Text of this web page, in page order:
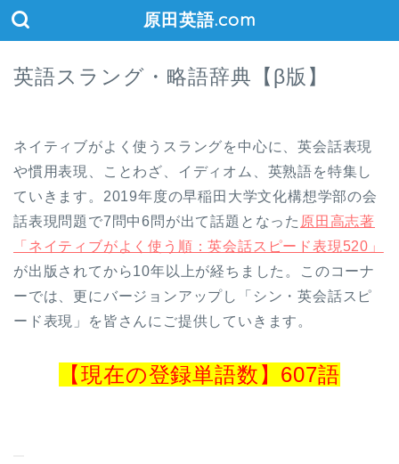
原田英語.com
英語スラング・略語辞典【β版】
ネイティブがよく使うスラングを中心に、英会話表現
や慣用表現、ことわざ、イディオム、英熟語を特集し
ていきます。2019年度の早稲田大学文化構想学部の会
話表現問題で7問中6問が出て話題となった 原田高志著
「ネイティブがよく使う順：英会話スピード表現520」
が出版されてから10年以上が経ちました。このコーナ
ーでは、更にバージョンアップし「シン・英会話スピ
ード表現」を皆さんにご提供していきます。
【現在の登録単語数】607語